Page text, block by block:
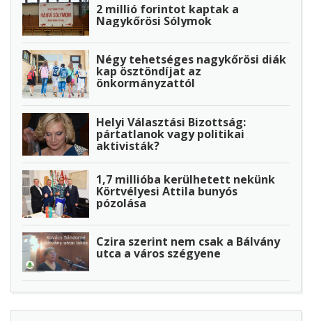
2 millió forintot kaptak a
Nagykőrösi Sólymok
Négy tehetséges nagykőrösi diák
kap ösztöndíjat az
önkormányzattól
Helyi Választási Bizottság:
pártatlanok vagy politikai
aktivisták?
1,7 millióba kerülhetett nekünk
Körtvélyesi Attila bunyós
pózolása
Czira szerint nem csak a Bálvány
utca a város szégyene